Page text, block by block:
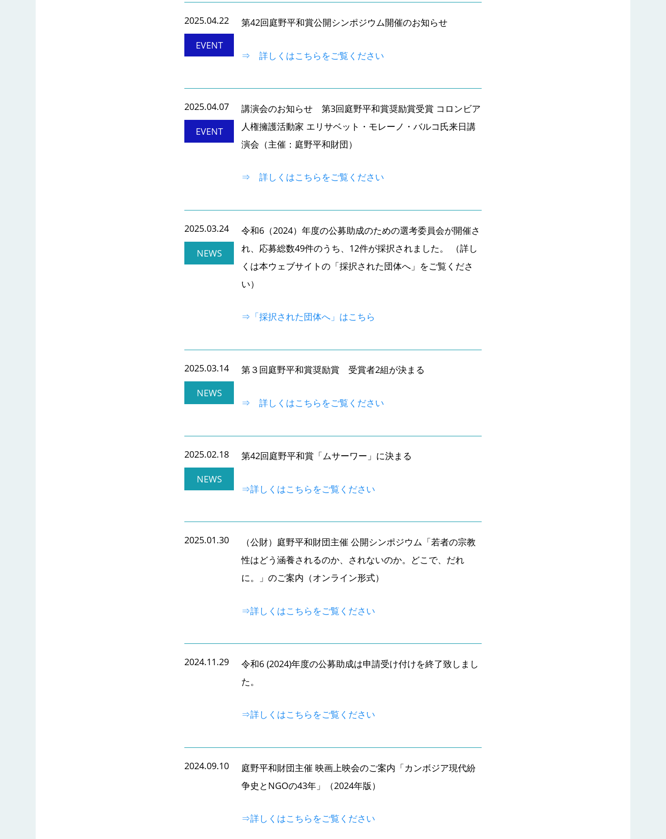
2025.04.22
EVENT
第42回庭野平和賞公開シンポジウム開催のお知らせ
⇒ 詳しくはこちらをご覧ください
2025.04.07
EVENT
講演会のお知らせ 第3回庭野平和賞奨励賞受賞 コロンビア
人権擁護活動家 エリサベット・モレーノ・バルコ氏来日講
演会（主催：庭野平和財団）
⇒ 詳しくはこちらをご覧ください
2025.03.24
NEWS
令和6（2024）年度の公募助成のための選考委員会が開催さ
れ、応募総数49件のうち、12件が採択されました。 （詳し
くは本ウェブサイトの「採択された団体へ」をご覧くださ
い）
⇒「採択された団体へ」はこちら
2025.03.14
NEWS
第３回庭野平和賞奨励賞 受賞者2組が決まる
⇒ 詳しくはこちらをご覧ください
2025.02.18
NEWS
第42回庭野平和賞「ムサーワー」に決まる
⇒詳しくはこちらをご覧ください
2025.01.30
（公財）庭野平和財団主催 公開シンポジウム「若者の宗教
性はどう涵養されるのか、されないのか。どこで、だれ
に。」のご案内（オンライン形式）
⇒詳しくはこちらをご覧ください
2024.11.29
令和6 (2024)年度の公募助成は申請受け付けを終了致しまし
た。
⇒詳しくはこちらをご覧ください
2024.09.10
庭野平和財団主催 映画上映会のご案内「カンボジア現代紛
争史とNGOの43年」（2024年版）
⇒詳しくはこちらをご覧ください